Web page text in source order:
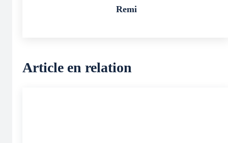
Remi
Article en relation